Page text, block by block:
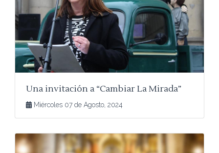
Una invitación a “Cambiar La Mirada”
Miércoles 07 de Agosto, 2024